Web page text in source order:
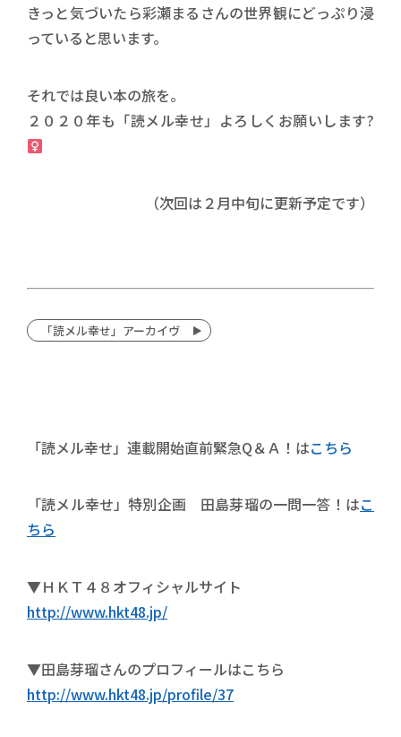
きっと気づいたら彩瀬まるさんの世界観にどっぷり浸
っていると思います。
それでは良い本の旅を。
２０２０年も「読メル幸せ」よろしくお願いします?
（次回は２月中旬に更新予定です）
「読メル幸せ」アーカイヴ
「読メル幸せ」連載開始直前緊急Q＆Ａ！はこちら
「読メル幸せ」特別企画 田島芽瑠の一問一答！はこ
ちら
▼ＨＫＴ４８オフィシャルサイト
http://www.hkt48.jp/
▼田島芽瑠さんのプロフィールはこちら
http://www.hkt48.jp/profile/37